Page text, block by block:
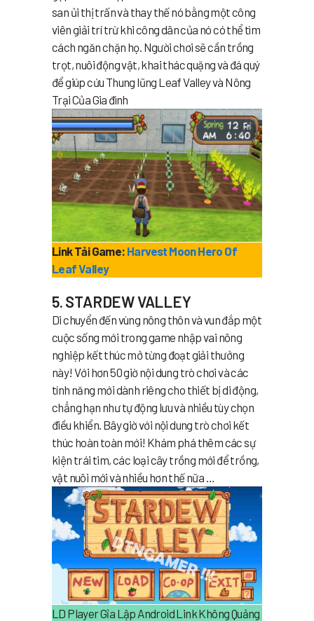
san ủi thị trấn và thay thế nó bằng một công
viên giải trí trừ khi công dân của nó có thể tìm
cách ngăn chặn họ. Người chơi sẽ cần trồng
trọt, nuôi động vật, khai thác quặng và đá quý
để giúp cứu Thung lũng Leaf Valley và Nông
Trại Của Gia đình
Link Tải Game: Harvest Moon Hero Of
Leaf Valley
5. STARDEW VALLEY
Di chuyển đến vùng nông thôn và vun đắp một
cuộc sống mới trong game nhập vai nông
nghiệp kết thúc mở từng đoạt giải thưởng
này! Với hơn 50 giờ nội dung trò chơi và các
tính năng mới dành riêng cho thiết bị di động,
chẳng hạn như tự động lưu và nhiều tùy chọn
điều khiển. Bây giờ với nội dung trò chơi kết
thúc hoàn toàn mới! Khám phá thêm các sự
kiện trái tim, các loại cây trồng mới để trồng,
vật nuôi mới và nhiều hơn thế nữa …
LD Player Gỉa Lập Android Link Không Quảng